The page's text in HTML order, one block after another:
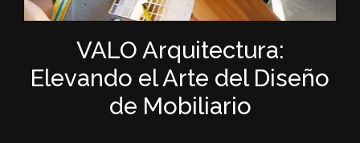
VALO Arquitectura:
Elevando el Arte del Diseño
de Mobiliario